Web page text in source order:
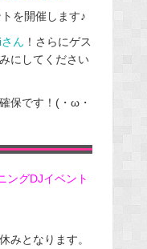
を開催します♪
ん ！さらにゲス
にしてください
保です！(・ω・
ングDJイベント
みとなります。